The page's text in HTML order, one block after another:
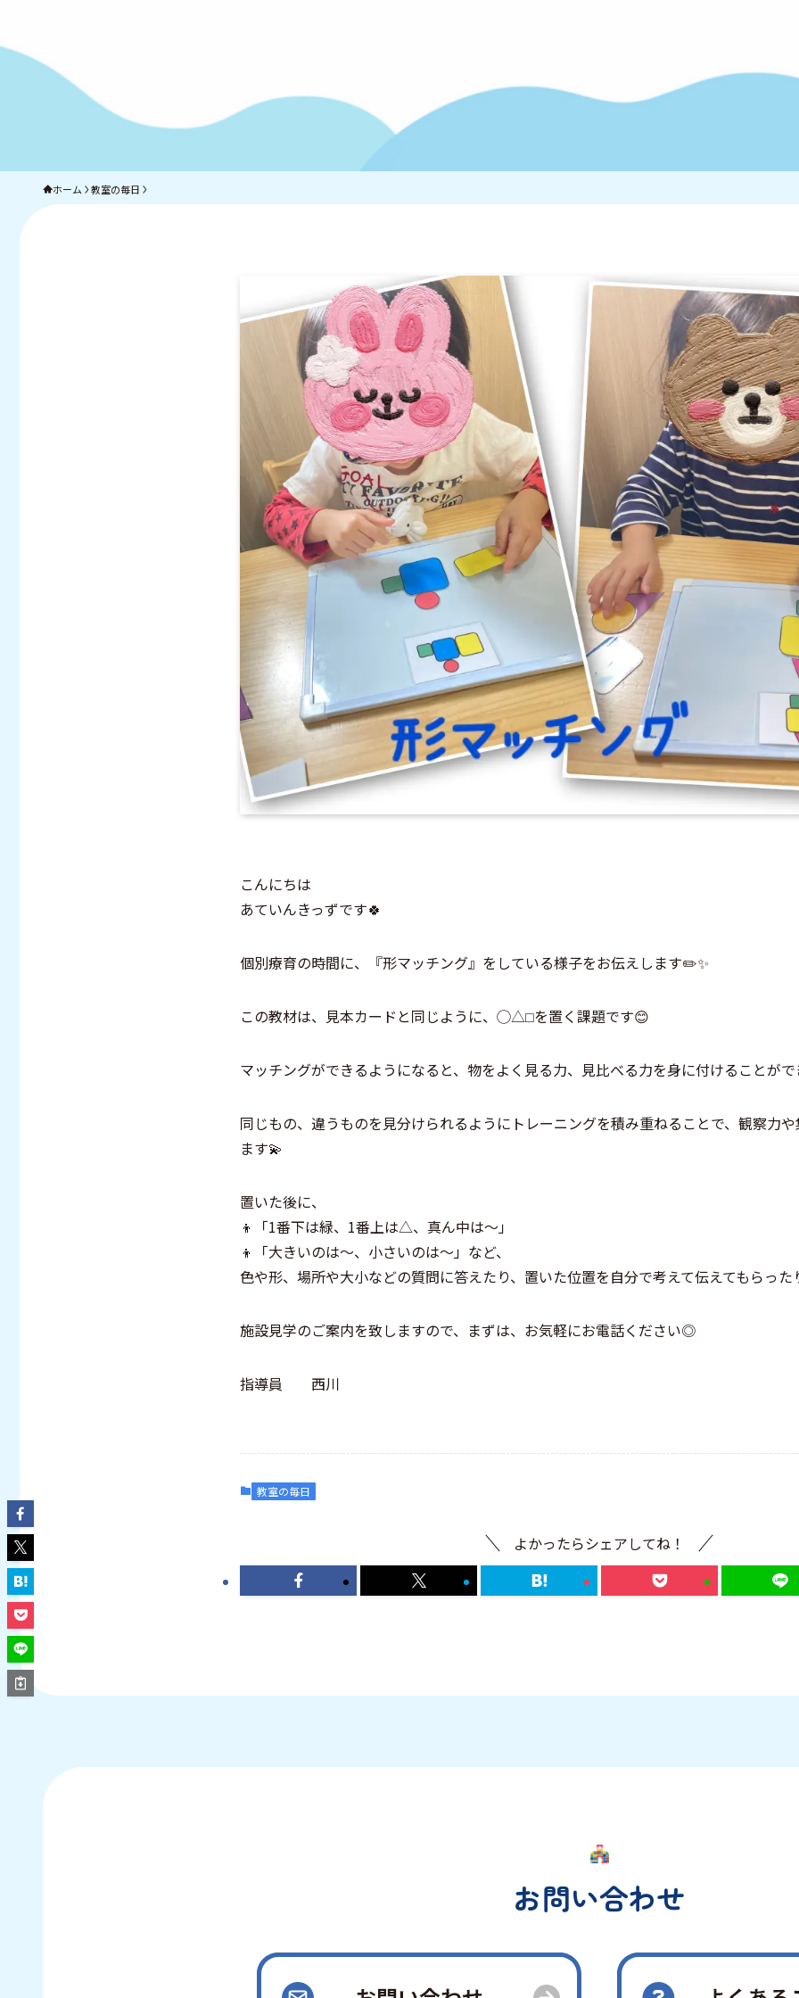
ホーム 教室の毎日
こんにちは
あていんきっずです🍀
個別療育の時間に、『形マッチング』をしている様子をお伝えします✏️✨
この教材は、見本カードと同じように、◯△⬜︎を置く課題です😊
マッチングができるようになると、物をよく見る力、見比べる力を身に付けることが
同じもの、違うものを見分けられるようにトレーニングを積み重ねることで、観察力
ます💫
置いた後に、
👦「1番下は緑、1番上は△、真ん中は〜」
👦「大きいのは〜、小さいのは〜」など、
色や形、場所や大小などの質問に答えたり、置いた位置を自分で考えて伝えてもらっ
施設見学のご案内を致しますので、まずは、お気軽にお電話ください◎
指導員 西川
教室の毎日
よかったらシェアしてね！
お問い合わせ